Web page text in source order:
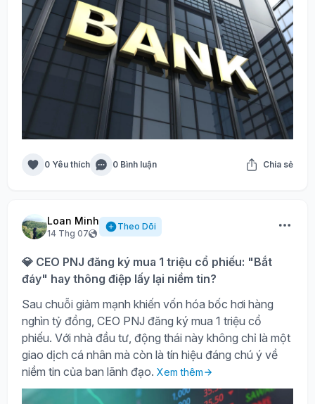
0 Yêu thích 0 Bình luận Chia sẻ
Loan Minh
14 Thg 07
Theo Dõi
💎 CEO PNJ đăng ký mua 1 triệu cổ phiếu: "Bắt
đáy" hay thông điệp lấy lại niềm tin?
Sau chuỗi giảm mạnh khiến vốn hóa bốc hơi hàng
nghìn tỷ đồng, CEO PNJ đăng ký mua 1 triệu cổ
phiếu. Với nhà đầu tư, động thái này không chỉ là một
giao dịch cá nhân mà còn là tín hiệu đáng chú ý về
niềm tin của ban lãnh đạo. Xem thêm